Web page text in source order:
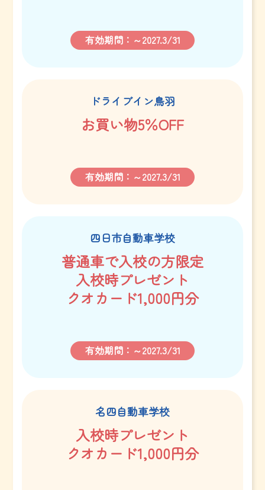
有効期間：～2027.3/31
ドライブイン鳥羽
お買い物5％OFF
有効期間：～2027.3/31
四日市自動車学校
普通車で入校の方限定
入校時プレゼント
クオカード1,000円分
有効期間：～2027.3/31
名四自動車学校
入校時プレゼント
クオカード1,000円分